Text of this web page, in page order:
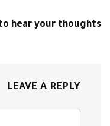
hear your thoughts
LEAVE A REPLY